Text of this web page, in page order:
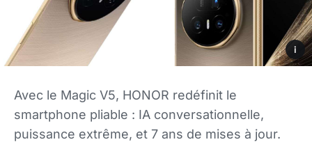
i
Avec le Magic V5, HONOR redéfinit le
smartphone pliable : IA conversationnelle,
puissance extrême, et 7 ans de mises à jour.